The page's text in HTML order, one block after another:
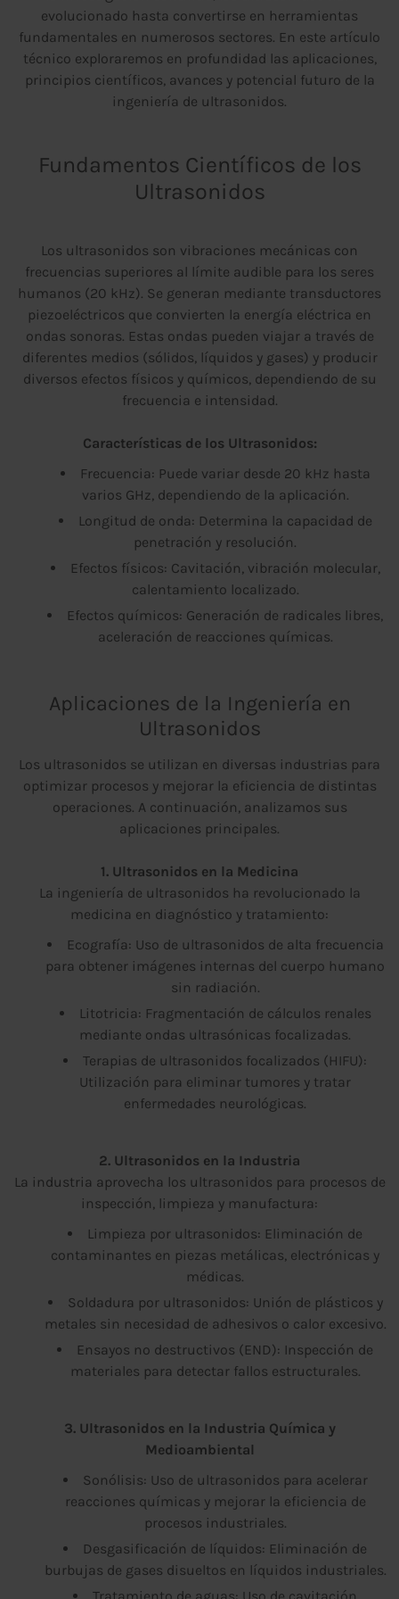
evolucionado hasta convertirse en herramientas
fundamentales en numerosos sectores. En este artículo
técnico exploraremos en profundidad las aplicaciones,
principios científicos, avances y potencial futuro de la
ingeniería de ultrasonidos.
Fundamentos Científicos de los
Ultrasonidos
Los ultrasonidos son vibraciones mecánicas con
frecuencias superiores al límite audible para los seres
humanos (20 kHz). Se generan mediante transductores
piezoeléctricos que convierten la energía eléctrica en
ondas sonoras. Estas ondas pueden viajar a través de
diferentes medios (sólidos, líquidos y gases) y producir
diversos efectos físicos y químicos, dependiendo de su
frecuencia e intensidad.
Características de los Ultrasonidos:
Frecuencia: Puede variar desde 20 kHz hasta
varios GHz, dependiendo de la aplicación.
Longitud de onda: Determina la capacidad de
penetración y resolución.
Efectos físicos: Cavitación, vibración molecular,
calentamiento localizado.
Efectos químicos: Generación de radicales libres,
aceleración de reacciones químicas.
Aplicaciones de la Ingeniería en
Ultrasonidos
Los ultrasonidos se utilizan en diversas industrias para
optimizar procesos y mejorar la eficiencia de distintas
operaciones. A continuación, analizamos sus
aplicaciones principales.
1. Ultrasonidos en la Medicina
La ingeniería de ultrasonidos ha revolucionado la
medicina en diagnóstico y tratamiento:
Ecografía: Uso de ultrasonidos de alta frecuencia
para obtener imágenes internas del cuerpo humano
sin radiación.
Litotricia: Fragmentación de cálculos renales
mediante ondas ultrasónicas focalizadas.
Terapias de ultrasonidos focalizados (HIFU):
Utilización para eliminar tumores y tratar
enfermedades neurológicas.
2. Ultrasonidos en la Industria
La industria aprovecha los ultrasonidos para procesos de
inspección, limpieza y manufactura:
Limpieza por ultrasonidos: Eliminación de
contaminantes en piezas metálicas, electrónicas y
médicas.
Soldadura por ultrasonidos: Unión de plásticos y
metales sin necesidad de adhesivos o calor excesivo.
Ensayos no destructivos (END): Inspección de
materiales para detectar fallos estructurales.
3. Ultrasonidos en la Industria Química y
Medioambiental
Sonólisis: Uso de ultrasonidos para acelerar
reacciones químicas y mejorar la eficiencia de
procesos industriales.
Desgasificación de líquidos: Eliminación de
burbujas de gases disueltos en líquidos industriales.